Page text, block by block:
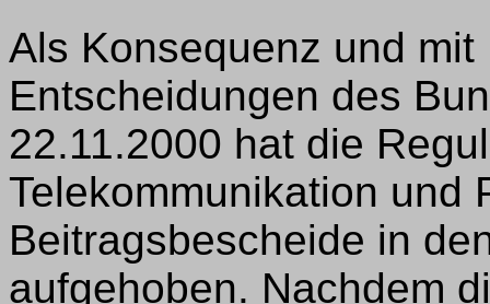
Als Konsequenz und
Entscheidungen des
22.11.2000 hat die
Telekommunikation und
Beitragsbescheide in
aufgehoben. Nachdem